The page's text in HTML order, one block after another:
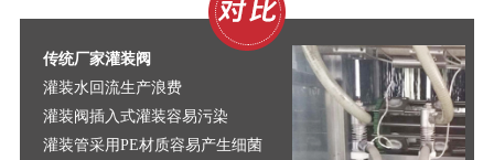
传统厂家灌装阀
灌装水回流生产浪费
灌装阀插入式灌装容易污染
灌装管采用PE材质容易产生细菌